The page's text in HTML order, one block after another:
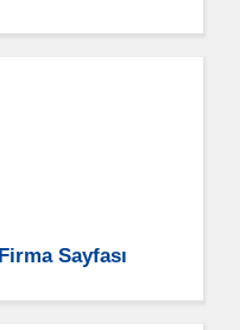
Firma Sayfası